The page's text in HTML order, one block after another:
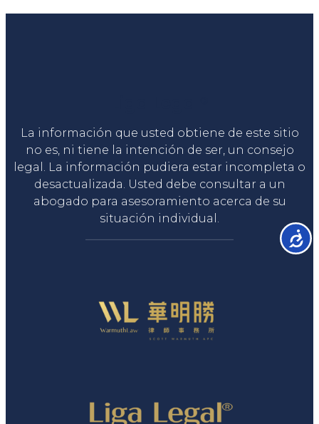
La información que usted obtiene de este sitio
no es, ni tiene la intención de ser, un consejo
legal. La información pudiera estar incompleta o
desactualizada. Usted debe consultar a un
abogado para asesoramiento acerca de su
situación individual.